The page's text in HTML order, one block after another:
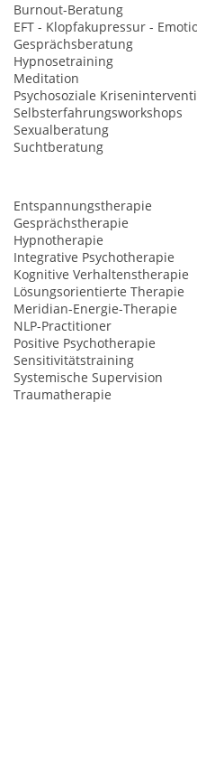
Burnout-Beratung
EFT - Klopfakupressur -
Gesprächsberatung
Hypnosetraining
Meditation
Psychosoziale
Selbsterfahrungsworkshops
Sexualberatung
Suchtberatung
Entspannungstherapie
Gesprächstherapie
Hypnotherapie
Integrative Psychotherapie
Kognitive Verhaltenstherapie
Lösungsorientierte Therapie
Meridian-Energie-Therapie
NLP-Practitioner
Positive Psychotherapie
Sensitivitätstraining
Systemische Supervision
Traumatherapie